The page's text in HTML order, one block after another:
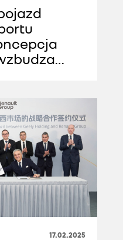
17.02.2025